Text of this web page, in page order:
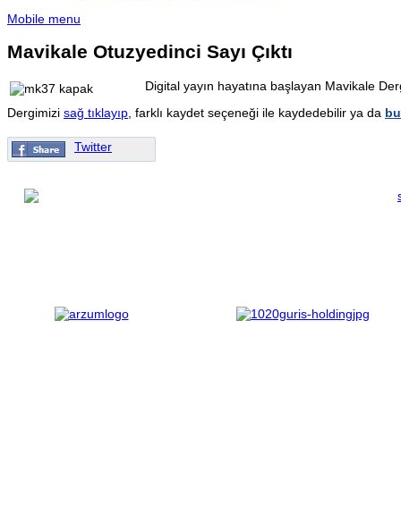
Mobile menu
Mavikale Otuzyedinci Sayı Çıktı
Digital yayın hayatına başlayan Mavikale
Dergimizi sağ tıklayıp , farklı kaydet seçeneği ile kaydedebilir ya da
Twitter